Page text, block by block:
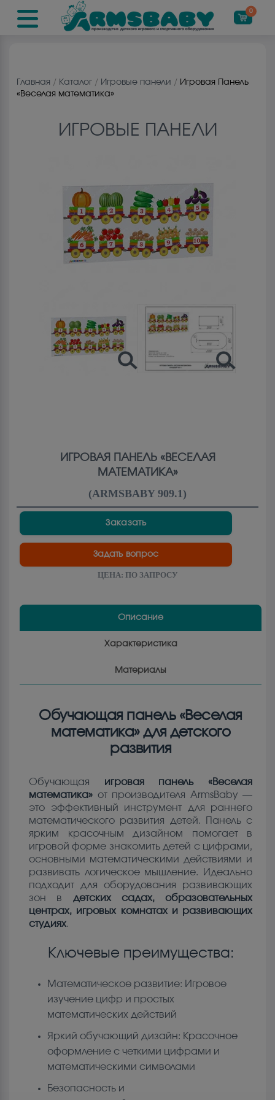
0
Главная / Каталог / Игровые панели / Игровая Панель
«Веселая математика»
ИГРОВЫЕ ПАНЕЛИ
ИГРОВАЯ ПАНЕЛЬ «ВЕСЕЛАЯ
МАТЕМАТИКА»
(ARMSBABY 909.1)
Заказать
Задать вопрос
ЦЕНА: ПО ЗАПРОСУ
Описание
Характеристика
Материалы
Обучающая панель «Веселая
математика» для детского
развития
Обучающая игровая панель «Веселая
математика» от производителя ArmsBaby —
это эффективный инструмент для раннего
математического развития детей. Панель с
ярким красочным дизайном помогает в
игровой форме знакомить детей с цифрами,
основными математическими действиями и
развивать логическое мышление. Идеально
подходит для оборудования развивающих
зон в детских садах, образовательных
центрах, игровых комнатах и развивающих
студиях.
Ключевые преимущества:
Математическое развитие: Игровое
изучение цифр и простых
математических действий
Яркий обучающий дизайн: Красочное
оформление с четкими цифрами и
математическими символами
Безопасность и